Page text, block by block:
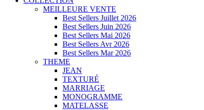
MEILLEURE VENTE
Best Sellers Juillet 2026
Best Sellers Juin 2026
Best Sellers Mai 2026
Best Sellers Avr 2026
Best Sellers Mar 2026
THEME
JEAN
TEXTURÉ
MARRIAGE
MONOGRAMME
MATELASSE